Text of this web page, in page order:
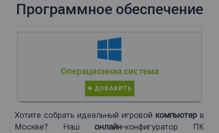
Программное обеспечение
Операционная система
ДОБАВИТЬ
Хотите собрать идеальный игровой компьютер в
Москве? Нашонлайн-конфигуратор ПК